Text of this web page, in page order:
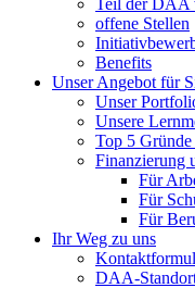
Teil der DAA
offene Stellen
Benefits
Unser Angebot für
Unser
Unsere
Top 5
Finanzierung
Für
Für
Für
Ihr Weg zu uns
DAA-